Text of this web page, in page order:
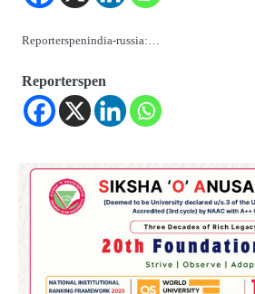
Reporterspenindia-russia:…
Reporterspen
Odisha Attracts